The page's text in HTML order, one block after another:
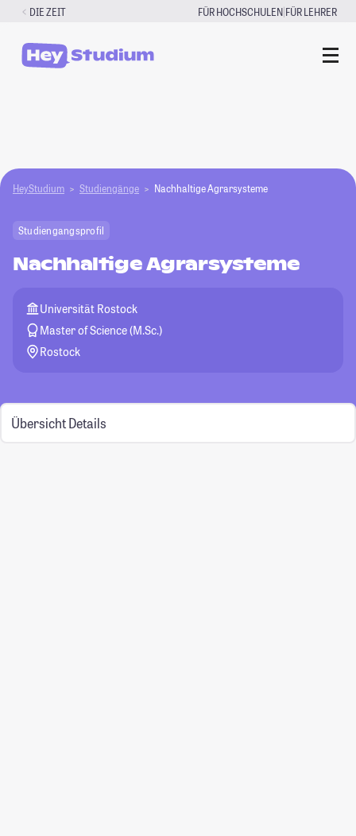
Zum
springen
DIE ZEIT FÜR HOCHSCHULEN|FÜR LEHRER
HeyStudium Studiengänge Nachhaltige Agrarsysteme
Studiengangsprofil
Nachhaltige Agrarsysteme
Universität Rostock
Master of Science (M.Sc.)
Rostock
Übersicht Details